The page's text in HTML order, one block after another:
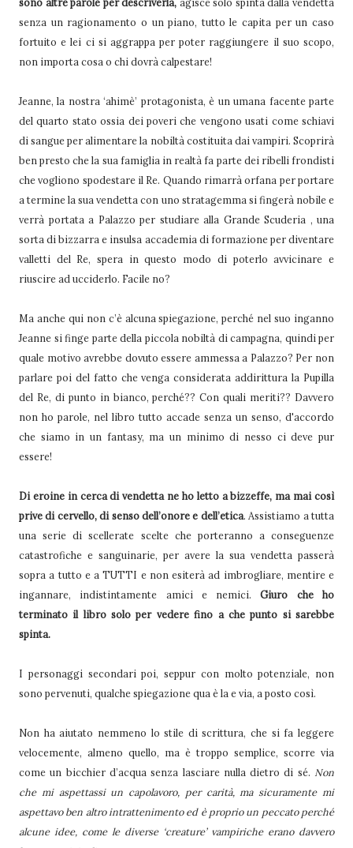
senza un ragionamento o un piano, tutto le capita per un caso
fortuito e lei ci si aggrappa per poter raggiungere il suo scopo,
non importa cosa o chi dovrà calpestare!
Jeanne, la nostra ‘ahimè’ protagonista, è un umana facente parte
del quarto stato ossia dei poveri che vengono usati come schiavi
di sangue per alimentare la nobiltà costituita dai vampiri. Scoprirà
ben presto che la sua famiglia in realtà fa parte dei ribelli frondisti
che vogliono spodestare il Re. Quando rimarrà orfana per portare
a termine la sua vendetta con uno stratagemma si fingerà nobile e
verrà portata a Palazzo per studiare alla Grande Scuderia , una
sorta di bizzarra e insulsa accademia di formazione per diventare
valletti del Re, spera in questo modo di poterlo avvicinare e
riuscire ad ucciderlo. Facile no?
Ma anche qui non c’è alcuna spiegazione, perché nel suo inganno
Jeanne si finge parte della piccola nobiltà di campagna, quindi per
quale motivo avrebbe dovuto essere ammessa a Palazzo? Per non
parlare poi del fatto che venga considerata addirittura la Pupilla
del Re, di punto in bianco, perché?? Con quali meriti?? Davvero
non ho parole, nel libro tutto accade senza un senso, d'accordo
che siamo in un fantasy, ma un minimo di nesso ci deve pur
essere!
Di eroine in cerca di vendetta ne ho letto a bizzeffe, ma mai così
prive di cervello, di senso dell’onore e dell’etica. Assistiamo a tutta
una serie di scellerate scelte che porteranno a conseguenze
catastrofiche e sanguinarie, per avere la sua vendetta passerà
sopra a tutto e a TUTTI e non esiterà ad imbrogliare, mentire e
ingannare, indistintamente amici e nemici.Giuro che ho
terminato il libro solo per vedere fino a che punto si sarebbe
spinta.
I personaggi secondari poi, seppur con molto potenziale, non
sono pervenuti, qualche spiegazione qua è la e via, a posto così.
Non ha aiutato nemmeno lo stile di scrittura, che si fa leggere
velocemente, almeno quello, ma è troppo semplice, scorre via
come un bicchier d’acqua senza lasciare nulla dietro di sé. Non
che mi aspettassi un capolavoro, per carità, ma sicuramente mi
aspettavo ben altro intrattenimento ed è proprio un peccato perché
alcune idee, come le diverse ‘creature’ vampiriche erano davvero